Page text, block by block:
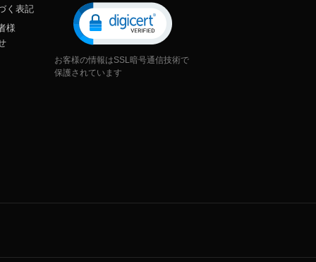
く表記
様
お客様の情報はSSL暗号通信技術で
保護されています